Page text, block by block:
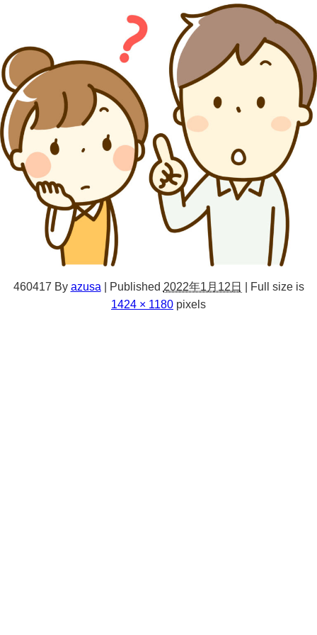
460417 By azusa Published 2022年1月12日
Full size is
1424 × 1180 pixels